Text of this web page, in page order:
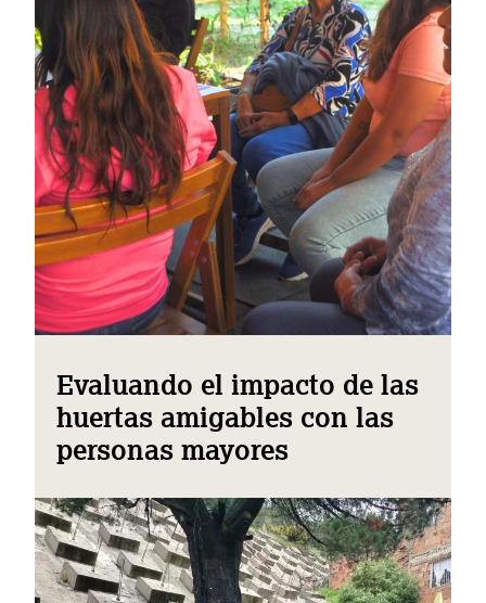
Evaluando el impacto de las
huertas amigables con las
personas mayores